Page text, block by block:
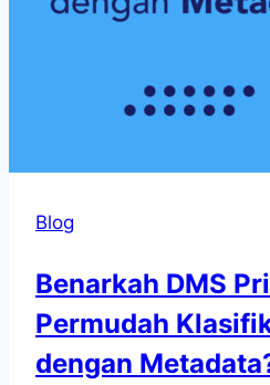
Blog
Benarkah DMS
Permudah
dengan